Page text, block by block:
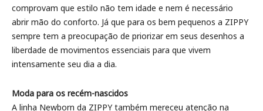
comprovam que estilo não tem idade e nem é necessário
abrir mão do conforto. Já que para os bem pequenos a ZIPPY
sempre tem a preocupação de priorizar em seus desenhos a
liberdade de movimentos essenciais para que vivem
intensamente seu dia a dia.
Moda para os recém-nascidos
A linha Newborn da ZIPPY também mereceu atenção na